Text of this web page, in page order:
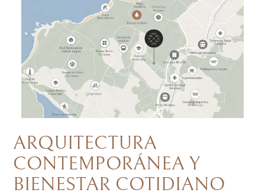
ARQUITECTURA
CONTEMPORÁNEA Y
BIENESTAR COTIDIANO